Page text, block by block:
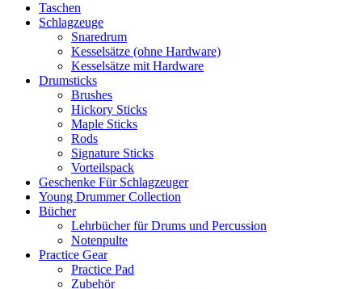
Taschen
Schlagzeuge
Snaredrum
Kesselsätze (ohne Hardware)
Kesselsätze mit Hardware
Drumsticks
Brushes
Hickory Sticks
Maple Sticks
Rods
Signature Sticks
Vorteilspack
Geschenke Für Schlagzeuger
Young Drummer Collection
Bücher
Lehrbücher für Drums und Percussion
Notenpulte
Practice Gear
Practice Pad
Zubehör